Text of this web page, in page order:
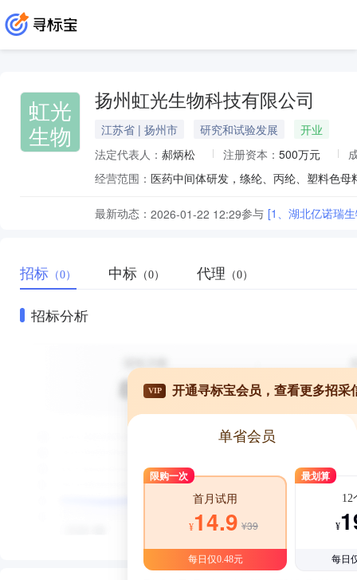
虹光
生物
扬州虹光生物科技有限公司
江苏省 | 扬州市 研究和试验发展
开业
法定代表人： 郝炳松 注册资本： 500万元
经营范围：
最新动态： 2026-01-22 12:29参与 [1、湖北亿诺瑞
招标 （0） 中标 （0） 代理 （0）
招标分析
VIP 开通寻标宝会员，查看更多招采
单省会员
限购一次
首月试用
¥14.9 ¥39
每日仅0.48元
最划算
12
¥
每日